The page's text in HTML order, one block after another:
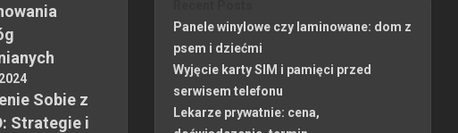
Panele winylowe czy laminowane: dom z
psem i dziećmi
Wyjęcie karty SIM i pamięci przed
serwisem telefonu
Lekarze prywatnie: cena,
Sobie z
Strategie i